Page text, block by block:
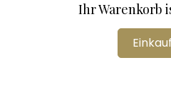
Ihr Warenkorb